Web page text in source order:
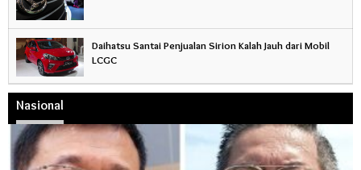
Daihatsu Santai Penjualan Sirion Kalah Jauh dari Mobil
LCGC
Nasional